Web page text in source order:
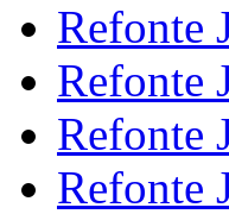
Refonte
Refonte
Refonte
Refonte